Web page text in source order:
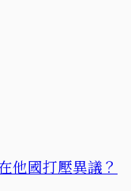
他國打壓異議？